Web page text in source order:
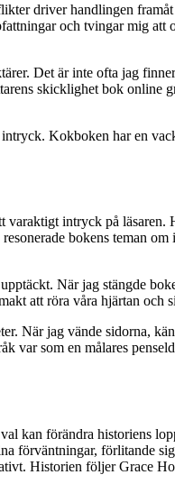
driver handlingen
och tvingar mig
Det är inte ofta jag
skicklighet bok online
Kokboken har en
intryck på
bokens teman
När jag stängde
att röra våra hjärtan och
När jag vände sidorna,
var som en målares
kan förändra historiens
förlitande
Historien följer Grace